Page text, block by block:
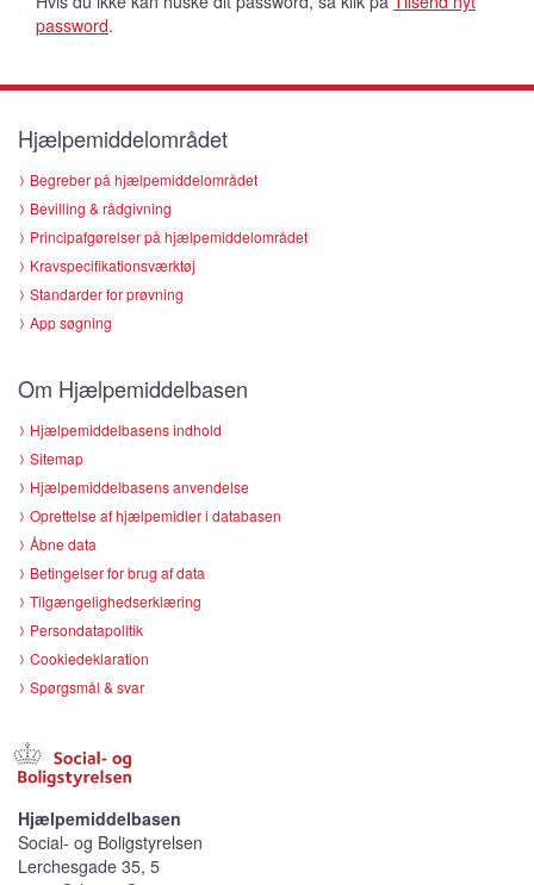
password.
Hjælpemiddelområdet
Begreber på hjælpemiddelområdet
Bevilling & rådgivning
Principafgørelser på hjælpemiddelområdet
Kravspecifikationsværktøj
Standarder for prøvning
App søgning
Om Hjælpemiddelbasen
Hjælpemiddelbasens indhold
Sitemap
Hjælpemiddelbasens anvendelse
Oprettelse af hjælpemidler i databasen
Åbne data
Betingelser for brug af data
Tilgængelighedserklæring
Persondatapolitik
Cookiedeklaration
Spørgsmål & svar
Hjælpemiddelbasen
Social- og Boligstyrelsen
Lerchesgade 35, 5